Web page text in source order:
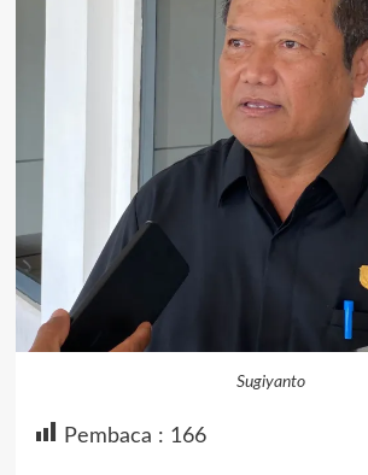
Sugiyanto
Pembaca : 166